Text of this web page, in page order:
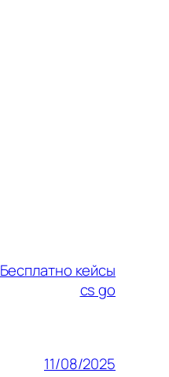
Бесплатно кейсы
cs go
11/08/2025